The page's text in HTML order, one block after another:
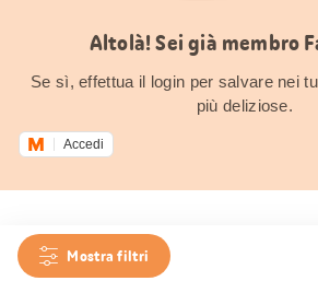
Altolà! Sei già membro
Se sì, effettua il login per salvare nei
più deliziose.
Accedi
Mostra filtri